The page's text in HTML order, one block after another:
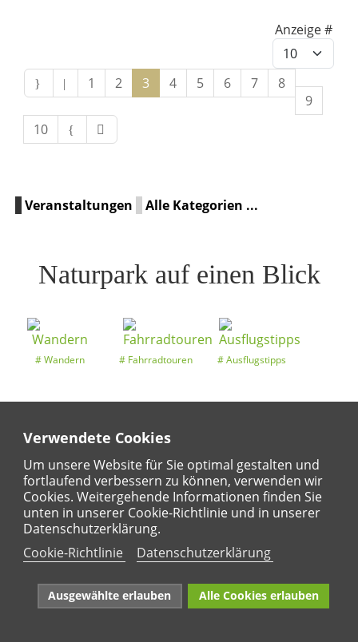
Verwendete Cookies
Um unsere Website für Sie optimal gestalten und
fortlaufend verbessern zu können, verwenden wir
Cookies. Weitergehende Informationen finden Sie
unten in unserer Cookie-Richtlinie und in unserer
Datenschutzerklärung.
Cookie-Richtlinie
Datenschutzerklärung
Ausgewählte erlauben Alle Cookies erlauben
Anzeige #
1 2 3 4 5 6 7
8
9
10
Veranstaltungen Alle Kategorien ...
Naturpark auf einen Blick
Wandern Fahrradtouren Ausflugstipps
Entdeckertouren Ansichten
Regional
Karte